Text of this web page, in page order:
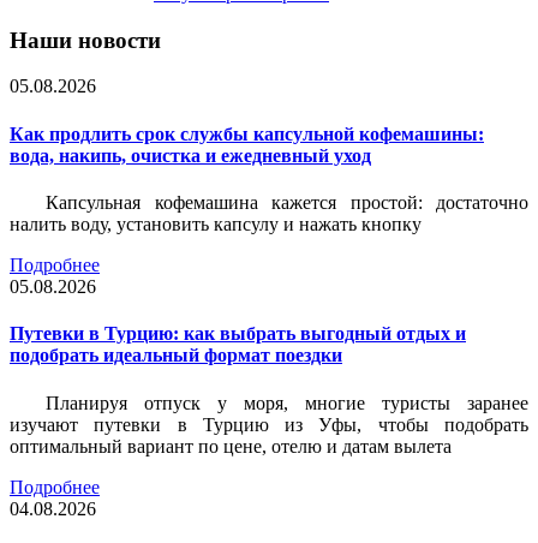
Наши новости
05.08.2026
Как продлить срок службы капсульной кофемашины:
вода, накипь, очистка и ежедневный уход
Капсульная кофемашина кажется простой: достаточно
налить воду, установить капсулу и нажать кнопку
Подробнее
05.08.2026
Путевки в Турцию: как выбрать выгодный отдых и
подобрать идеальный формат поездки
Планируя отпуск у моря, многие туристы заранее
изучают путевки в Турцию из Уфы, чтобы подобрать
оптимальный вариант по цене, отелю и датам вылета
Подробнее
04.08.2026